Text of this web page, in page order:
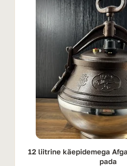
12 liitrine käepidemega
pada